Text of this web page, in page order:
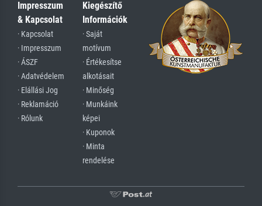
Impresszum
& Kapcsolat
· Kapcsolat
· Impresszum
· ÁSZF
· Adatvédelem
· Elállási Jog
· Reklamáció
· Rólunk
Kiegészítő
Információk
· Saját
motívum
· Értékesítse
alkotásait
· Minőség
· Munkáink
képei
· Kuponok
· Minta
rendelése